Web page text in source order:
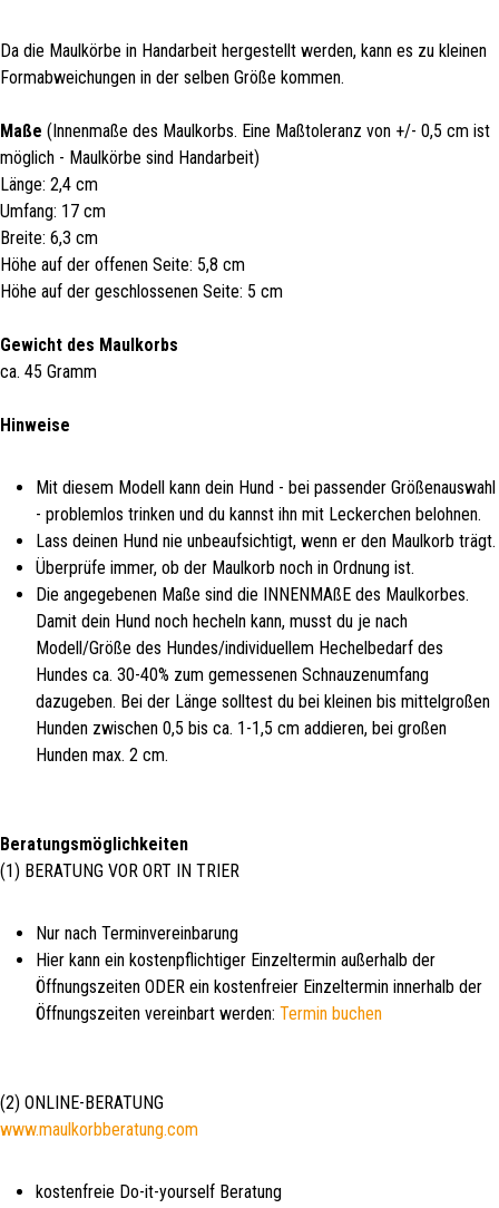
Da die Maulkörbe in Handarbeit hergestellt werden, kann es zu kleinen
Formabweichungen in der selben Größe kommen.
Maße (Innenmaße des Maulkorbs. Eine Maßtoleranz von +/- 0,5 cm ist
möglich - Maulkörbe sind Handarbeit)
Länge: 2,4 cm
Umfang: 17 cm
Breite: 6,3 cm
Höhe auf der offenen Seite: 5,8 cm
Höhe auf der geschlossenen Seite: 5 cm
Gewicht des Maulkorbs
ca. 45 Gramm
Hinweise
Mit diesem Modell kann dein Hund - bei passender Größenauswahl
- problemlos trinken und du kannst ihn mit Leckerchen belohnen.
Lass deinen Hund nie unbeaufsichtigt, wenn er den Maulkorb trägt.
Überprüfe immer, ob der Maulkorb noch in Ordnung ist.
Die angegebenen Maße sind die INNENMAßE des Maulkorbes.
Damit dein Hund noch hecheln kann, musst du je nach
Modell/Größe des Hundes/individuellem Hechelbedarf des
Hundes ca. 30-40% zum gemessenen Schnauzenumfang
dazugeben. Bei der Länge solltest du bei kleinen bis mittelgroßen
Hunden zwischen 0,5 bis ca. 1-1,5 cm addieren, bei großen
Hunden max. 2 cm.
Beratungsmöglichkeiten
(1) BERATUNG VOR ORT IN TRIER
Nur nach Terminvereinbarung
Hier kann ein kostenpflichtiger Einzeltermin außerhalb der
Öffnungszeiten ODER ein kostenfreier Einzeltermin innerhalb der
Öffnungszeiten vereinbart werden: Termin buchen
(2) ONLINE-BERATUNG
www.maulkorbberatung.com
kostenfreie Do-it-yourself Beratung